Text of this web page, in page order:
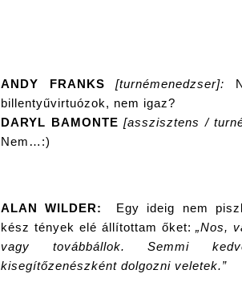
ANDY FRANKS [turnémenedzser]:
billentyűvirtuózok, nem igaz?
DARYL BAMONTE [asszisztens /
Nem…:)
ALAN WILDER:
Egy ideig nem
kész tények elé állítottam őket:„Nos,
vagy továbbállok. Semmi
kisegítőzenészként dolgozni veletek.”